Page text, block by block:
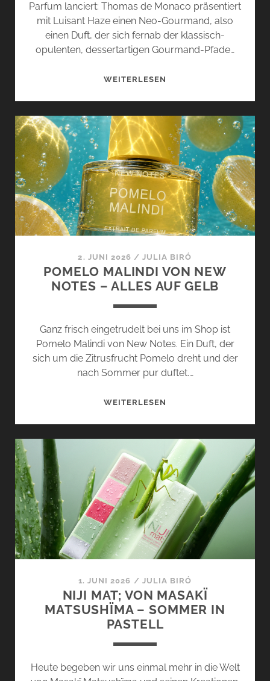
Parfum lanciert: Thomas de Monaco präsentiert
mit Luisant Haze einen Neo-Gourmand, also
einen Duft, der sich fernab der klassisch-
opulenten, dessertartigen Gourmand-Pfade…
WEITERLESEN
THOMAS
DE
MONACO
–
SCHIMMERNDER
NEBEL
2. JUNI 2026 /JULIA BIRÓ
POMELO MALINDI VON NEW
NOTES – ALLES AUF GELB
Ganz frisch eingetrudelt bei uns im Shop ist
Pomelo Malindi von New Notes. Ein Duft, der
sich um die Zitrusfrucht Pomelo dreht und der
nach Sommer pur duftet.…
WEITERLESEN
NEW
NOTES
–
ALLES
AUF
GELB
1. JUNI 2026 / JULIA BIRÓ
NIJI MAT; VON MASAKÏ
MATSUSHÏMA – SOMMER IN
PASTELL
Heute begeben wir uns einmal mehr in die Welt